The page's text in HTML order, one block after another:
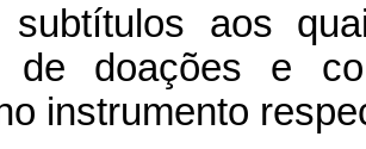
aos
de doações e
instrumento